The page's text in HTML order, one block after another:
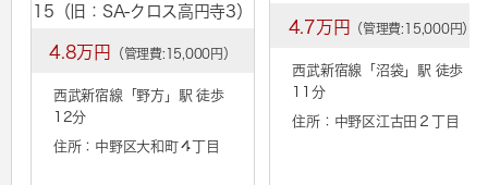
15（旧：SA-クロス高円寺3）
4.8万円 （管理費:15,000円）
西武新宿線「 野方」駅 徒歩
12分
住所：中野区大和町４丁目
4.7万円 （管理費:15,000円）
西武新宿線「 沼袋」駅 徒歩
11分
住所：中野区江古田２丁目